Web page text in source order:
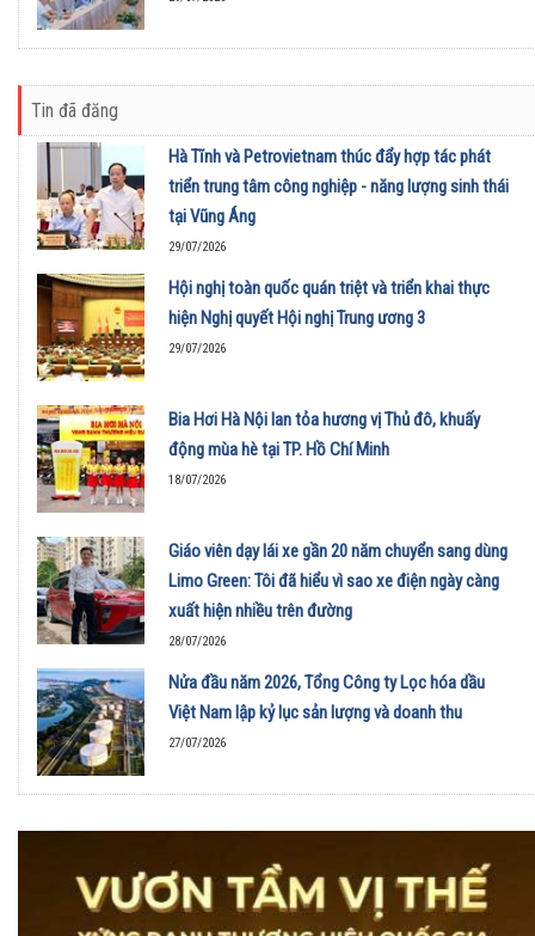
Tin đã đăng
Hà Tĩnh và Petrovietnam thúc đẩy hợp tác phát
triển trung tâm công nghiệp - năng lượng sinh thái
tại Vũng Áng
29/07/2026
Hội nghị toàn quốc quán triệt và triển khai thực
hiện Nghị quyết Hội nghị Trung ương 3
29/07/2026
Bia Hơi Hà Nội lan tỏa hương vị Thủ đô, khuấy
động mùa hè tại TP. Hồ Chí Minh
18/07/2026
Giáo viên dạy lái xe gần 20 năm chuyển sang dùng
Limo Green: Tôi đã hiểu vì sao xe điện ngày càng
xuất hiện nhiều trên đường
28/07/2026
Nửa đầu năm 2026, Tổng Công ty Lọc hóa dầu
Việt Nam lập kỷ lục sản lượng và doanh thu
27/07/2026